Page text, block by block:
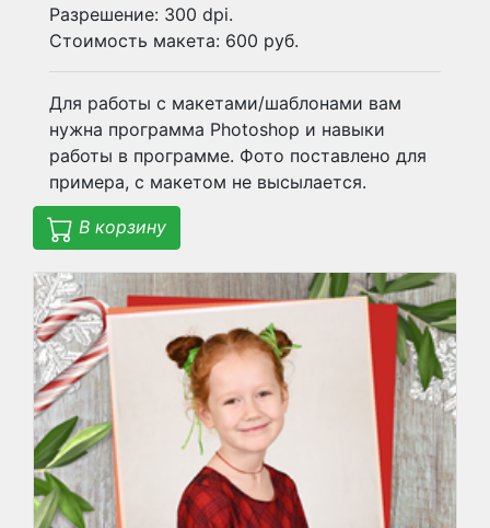
Разрешение: 300 dpi.
Стоимость макета: 600 руб.
Для работы с макетами/шаблонами вам
нужна программа Photoshop и навыки
работы в программе. Фото поставлено для
примера, с макетом не высылается.
В корзину